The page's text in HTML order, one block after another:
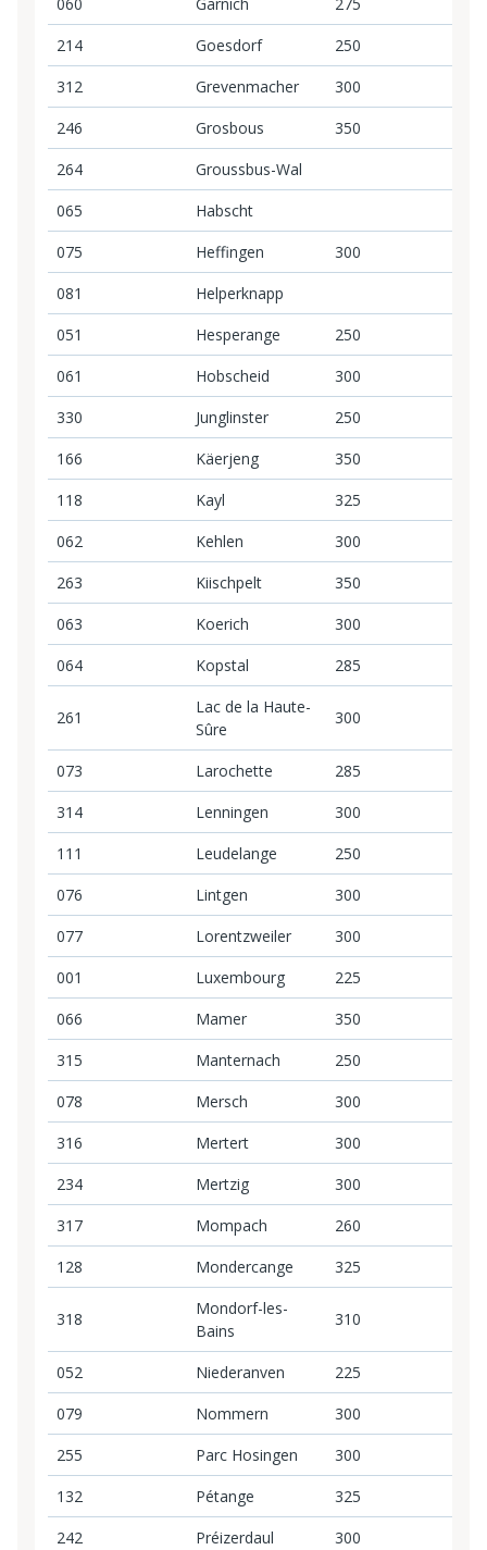
214
Goesdorf 250
312
Grevenmacher 300
246
Grosbous 350
264
Groussbus-Wal
065
Habscht
075
Heffingen 300
081
Helperknapp
051
Hesperange 250
061
Hobscheid 300
330
Junglinster 250
166
Käerjeng 350
118
Kayl 325
062
Kehlen 300
263
Kiischpelt 350
063
Koerich 300
064
Kopstal 285
261
Lac de la Haute-
Sûre
300
073 Larochette 285
314
Lenningen 300
111
Leudelange 250
076
Lintgen 300
077
Lorentzweiler 300
001
Luxembourg 225
066
Mamer 350
315
Manternach 250
078
Mersch 300
316
Mertert 300
234
Mertzig 300
317
Mompach 260
128
Mondercange 325
318
Mondorf-les-
Bains
310
052 Niederanven 225
079
Nommern 300
255
Parc Hosingen 300
132
Pétange 325
242
Préizerdaul 300